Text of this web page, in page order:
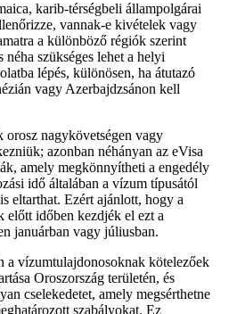
karib-térségbeli állampolgárai
vannak-e kivételek vagy
a különböző régiók szerint
szükséges lehet a helyi
lépés, különösen, ha átutazó
vagy Azerbajdzsánon kell
orosz nagykövetségen vagy
azonban néhányan az eVisa
amely megkönnyítheti a engedély
idő általában a vízum típusától
eltarthat. Ezért ajánlott, hogy a
előtt időben kezdjék el ezt a
januárban vagy júliusban.
a vízumtulajdonosoknak kötelezőek
Oroszország területén, és
cselekedetet, amely megsérthetne
szabályokat. Ez